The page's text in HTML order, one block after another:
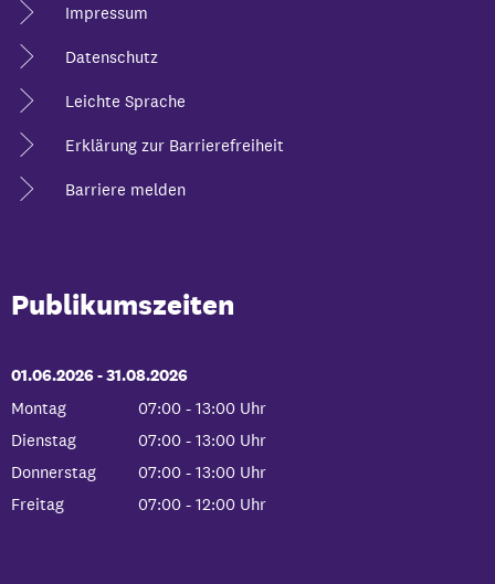
Impressum
Datenschutz
Leichte Sprache
Erklärung zur Barrierefreiheit
Barriere melden
Publikumszeiten
01.06.2026-bis
31.08.2026
Montag
07:00 - 13:00 Uhr
Von 07:00 bis 13:00 Uhr
Dienstag 07:00 - 13:00 Uhr
Von 07:00 bis 13:00 Uhr
Donnerstag 07:00 - 13:00 Uhr
Von 07:00 bis 13:00 Uhr
Freitag 07:00 - 12:00 Uhr